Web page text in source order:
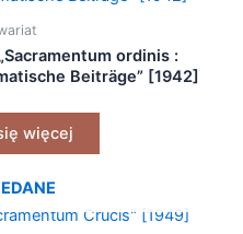
ordinis :
Beiträge” [1942]
więcej